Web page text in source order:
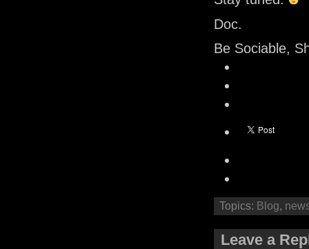
Doc.
Be Sociable,
Topics: Blog,
Leave a